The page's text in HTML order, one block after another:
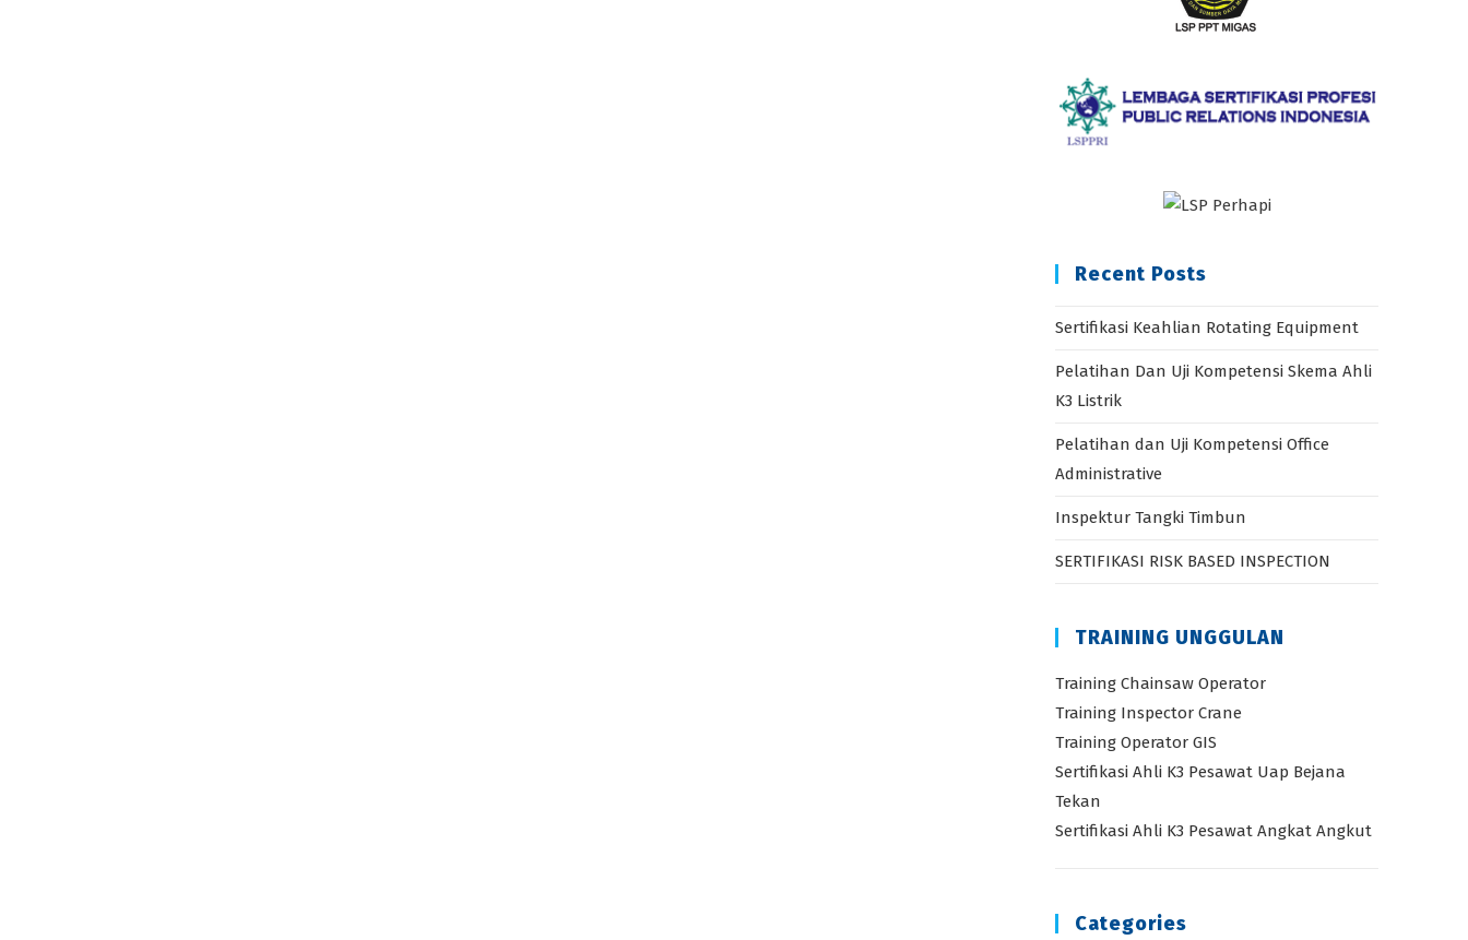
Recent Posts
Sertifikasi Keahlian Rotating Equipment
Pelatihan Dan Uji Kompetensi Skema Ahli
K3 Listrik
Pelatihan dan Uji Kompetensi Office
Administrative
Inspektur Tangki Timbun
SERTIFIKASI RISK BASED INSPECTION
TRAINING UNGGULAN
Training Chainsaw Operator
Training Inspector Crane
Training Operator GIS
Sertifikasi Ahli K3 Pesawat Uap Bejana
Tekan
Sertifikasi Ahli K3 Pesawat Angkat Angkut
Categories